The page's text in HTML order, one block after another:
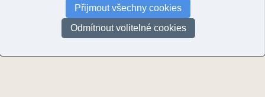
© Rudolský, Jiří | 2004Přijmout všechny cookies
Odmítnout volitelné cookies